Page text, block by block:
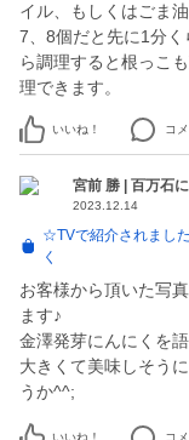
イル、もしくはごま
7、8個だと先に1分
ら調理すると根っこ
いいね！ コ
宮前 勝 | 百万石
2023.12.14
☆TVで紹介されまし
く
お客様から頂いた写
ます♪
金澤発芽にんにくを
大きくて美味しそう
うか^^;
いいね！ コ